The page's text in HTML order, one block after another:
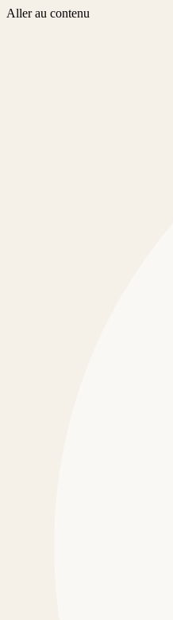
Aller au contenu